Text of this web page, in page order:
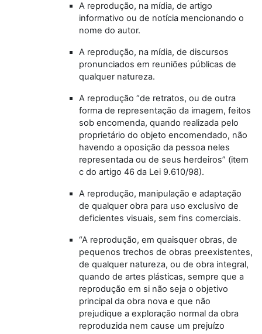
A reprodução, na mídia, de artigo
informativo ou de notícia mencionando o
nome do autor.
A reprodução, na mídia, de discursos
pronunciados em reuniões públicas de
qualquer natureza.
A reprodução “de retratos, ou de outra
forma de representação da imagem, feitos
sob encomenda, quando realizada pelo
proprietário do objeto encomendado, não
havendo a oposição da pessoa neles
representada ou de seus herdeiros” (item
c do artigo 46 da Lei 9.610/98).
A reprodução, manipulação e adaptação
de qualquer obra para uso exclusivo de
deficientes visuais, sem fins comerciais.
“A reprodução, em quaisquer obras, de
pequenos trechos de obras preexistentes,
de qualquer natureza, ou de obra integral,
quando de artes plásticas, sempre que a
reprodução em si não seja o objetivo
principal da obra nova e que não
prejudique a exploração normal da obra
reproduzida nem cause um prejuízo